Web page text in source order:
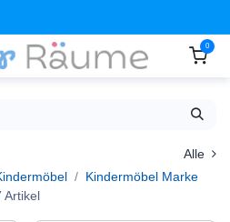
0
Alle
Kindermöbel Marke
Artikel